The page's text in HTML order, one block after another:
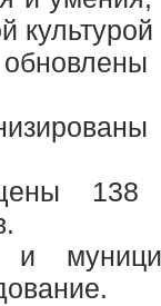
138